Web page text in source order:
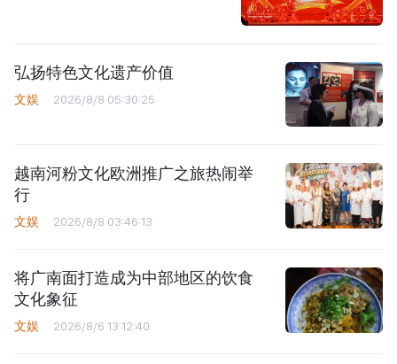
弘扬特色文化遗产价值
文娱 2026/8/8 05:30:25
越南河粉文化欧洲推广之旅热闹举
行
文娱 2026/8/8 03:46:13
将广南面打造成为中部地区的饮食
文化象征
文娱 2026/8/6 13:12:40